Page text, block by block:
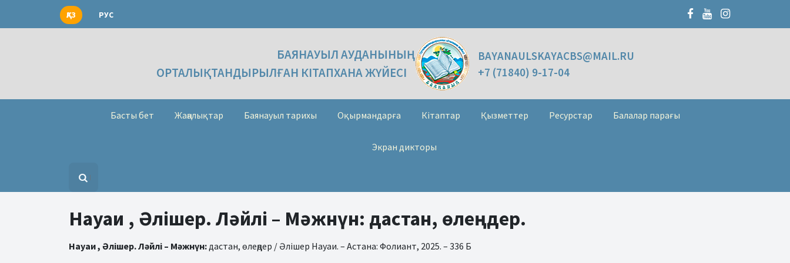
ҚАЗ РУС
БАЯНАУЫЛ АУДАНЫНЫҢ
ОРТАЛЫҚТАНДЫРЫЛҒАН КІТАПХАНА ЖҮЙЕСІ
BAYANAULSKAYACBS@MAIL.RU
+7 (71840) 9-17-04
Басты бет Жаңалықтар Баянауыл тарихы Оқырмандарға Кітаптар Қызметтер Ресурстар Балалар парағы
Экран дикторы
Науаи , Әлішер. Ләйлі – Мәжнүн: дастан, өлеңдер.
Науаи , Әлішер. Ләйлі – Мәжнүн:дастан, өлеңдер / Әлішер Науаи. – Астана: Фолиант, 2025. – 336 Б